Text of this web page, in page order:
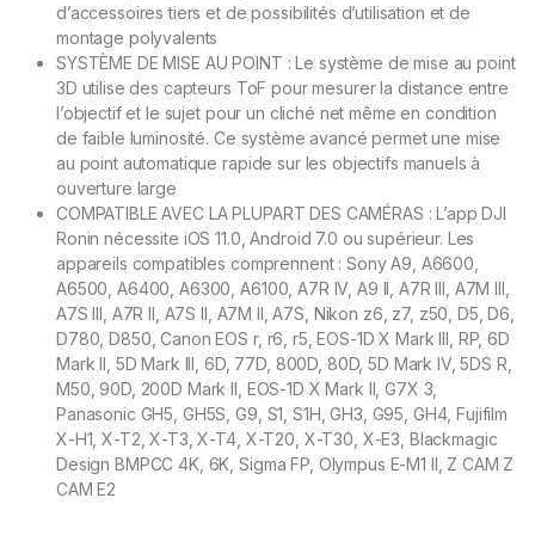
d’accessoires tiers et de possibilités d’utilisation et de
montage polyvalents
SYSTÈME DE MISE AU POINT : Le système de mise au point
3D utilise des capteurs ToF pour mesurer la distance entre
l’objectif et le sujet pour un cliché net même en condition
de faible luminosité. Ce système avancé permet une mise
au point automatique rapide sur les objectifs manuels à
ouverture large
COMPATIBLE AVEC LA PLUPART DES CAMÉRAS : L’app DJI
Ronin nécessite iOS 11.0, Android 7.0 ou supérieur. Les
appareils compatibles comprennent : Sony A9, A6600,
A6500, A6400, A6300, A6100, A7R IV, A9 II, A7R III, A7M III,
A7S III, A7R II, A7S II, A7M II, A7S, Nikon z6, z7, z50, D5, D6,
D780, D850, Canon EOS r, r6, r5, EOS-1D X Mark III, RP, 6D
Mark II, 5D Mark III, 6D, 77D, 800D, 80D, 5D Mark IV, 5DS R,
M50, 90D, 200D Mark II, EOS-1D X Mark II, G7X 3,
Panasonic GH5, GH5S, G9, S1, S1H, GH3, G95, GH4, Fujifilm
X-H1, X-T2, X-T3, X-T4, X-T20, X-T30, X-E3, Blackmagic
Design BMPCC 4K, 6K, Sigma FP, Olympus E-M1 II, Z CAM Z
CAM E2